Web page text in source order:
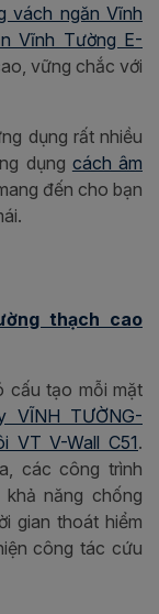
vách ngăn Vĩnh
Vĩnh Tường E-
vững chắc với
dụng rất nhiều
dụng cách âm
đến cho bạn
thạch cao
cấu tạo mỗi mặt
VĨNH TƯỜNG-
VT V-Wall C51.
các công trình
năng chống
gian thoát hiểm
công tác cứu